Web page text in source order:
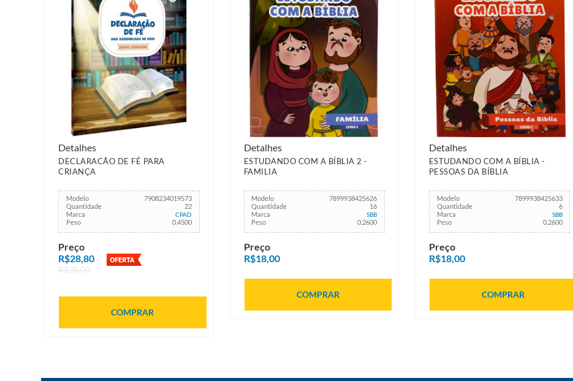
DECLARACÃO DE FÉ PARA
CRIANÇA
Modelo
7908234019573
Quantidade
22
Marca
CPAD
Peso 0.4500
Preço
R$28,80
R$36,00
COMPRAR
Detalhes
ESTUDANDO COM A BÍBLIA 2 -
FAMILIA
Modelo
7899938425626
Quantidade
16
Marca
SBB
Peso 0.2600
Preço
R$18,00
COMPRAR
Detalhes
ESTUDANDO COM A BÍBLIA -
PESSOAS DA BÍBLIA
Modelo
7899938425633
Quantidade
6
Marca
SBB
Peso 0.2600
Preço
R$18,00
COMPRAR
Detalhes